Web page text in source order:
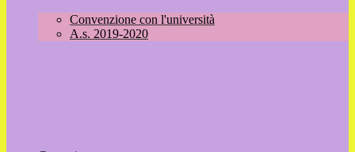
Convenzione con l'università
A.s. 2019-2020